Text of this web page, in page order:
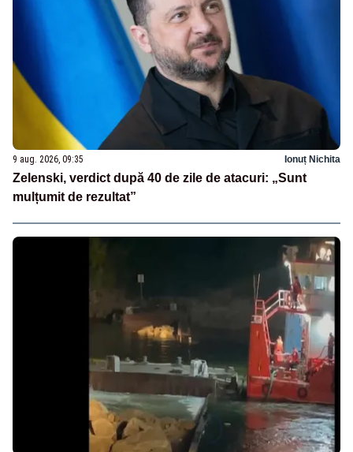
9 aug. 2026, 09:35 Ionuț Nichita
Zelenski, verdict după 40 de zile de atacuri: „Sunt
mulțumit de rezultat”